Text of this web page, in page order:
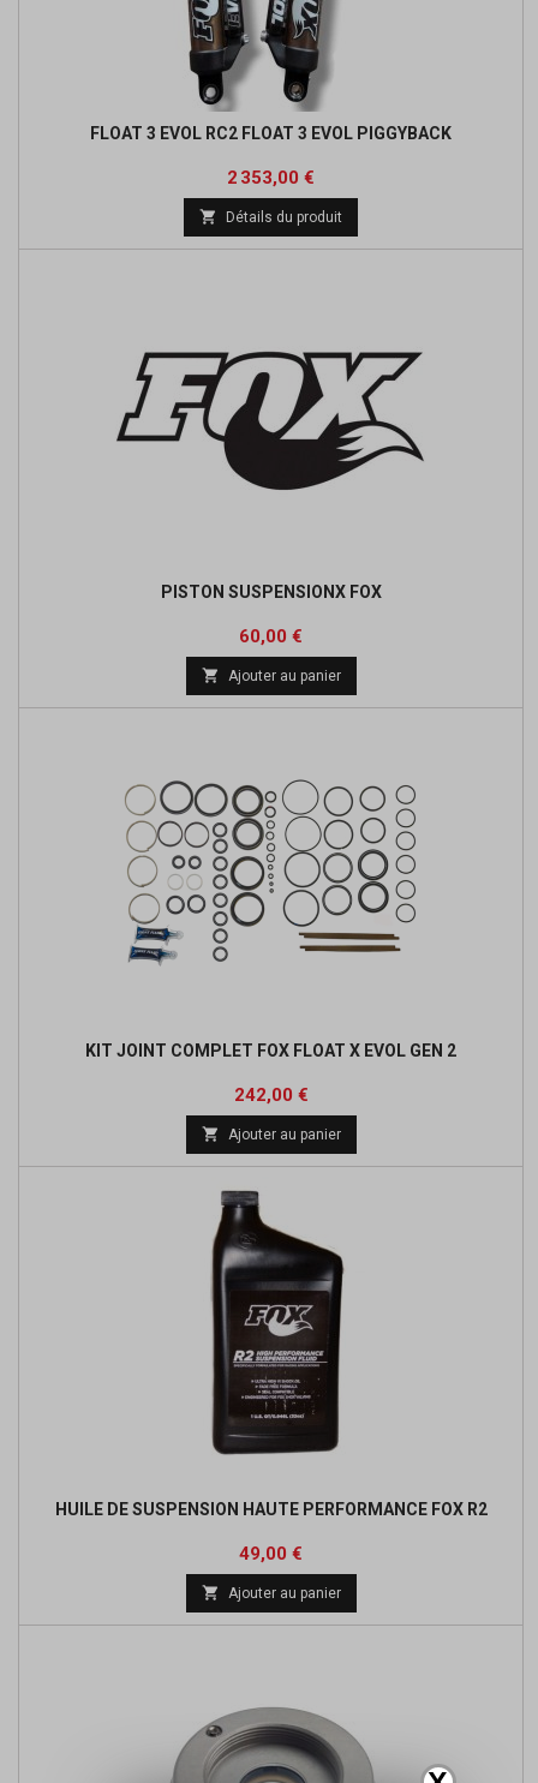
FLOAT 3 EVOL RC2 FLOAT 3 EVOL PIGGYBACK
Prix
2 353,00 €
 Détails du produit
PISTON SUSPENSIONX FOX
Prix
60,00 €
 Ajouter au panier
KIT JOINT COMPLET FOX FLOAT X EVOL GEN 2
Prix
242,00 €
 Ajouter au panier
HUILE DE SUSPENSION HAUTE PERFORMANCE FOX R2
Prix
49,00 €
 Ajouter au panier